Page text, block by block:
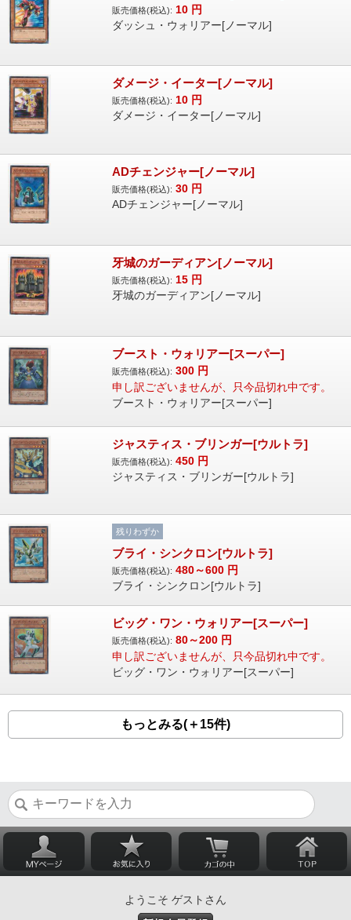
販売価格(税込): 10 円
ダッシュ・ウォリアー[ノーマル]
ダメージ・イーター[ノーマル]
販売価格(税込): 10 円
ダメージ・イーター[ノーマル]
ADチェンジャー[ノーマル]
販売価格(税込): 30 円
ADチェンジャー[ノーマル]
牙城のガーディアン[ノーマル]
販売価格(税込): 15 円
牙城のガーディアン[ノーマル]
ブースト・ウォリアー[スーパー]
販売価格(税込): 300 円
申し訳ございませんが、只今品切れ中です。
ブースト・ウォリアー[スーパー]
ジャスティス・ブリンガー[ウルトラ]
販売価格(税込): 450 円
ジャスティス・ブリンガー[ウルトラ]
残りわずか
ブライ・シンクロン[ウルトラ]
販売価格(税込): 480～600 円
ブライ・シンクロン[ウルトラ]
ビッグ・ワン・ウォリアー[スーパー]
販売価格(税込): 80～200 円
申し訳ございませんが、只今品切れ中です。
ビッグ・ワン・ウォリアー[スーパー]
もっとみる(＋15件)
ようこそ ゲストさん